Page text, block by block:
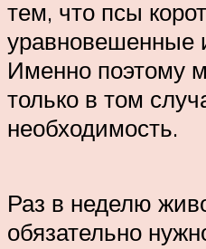
тем, что псы
уравновешенные
Именно поэтому
только в том
необходимость.
Раз в неделю
обязательно